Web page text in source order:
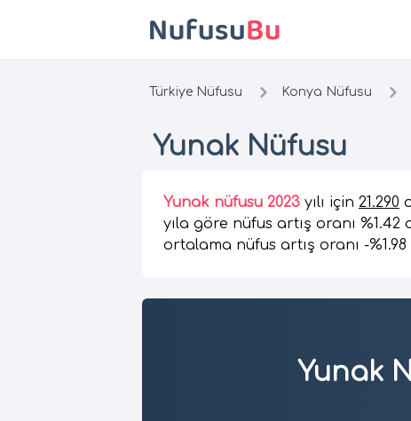
Türkiye Nüfusu Konya Nüfusu
Yunak Nüfusu
Yunak nüfusu 2023 yılı için 21.290
yıla göre nüfus artış oranı
ortalama nüfus artış oranı -
Yunak